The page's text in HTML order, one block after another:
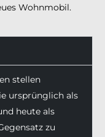
Wohnmobil.
stellen
ursprünglich als
heute als
zu